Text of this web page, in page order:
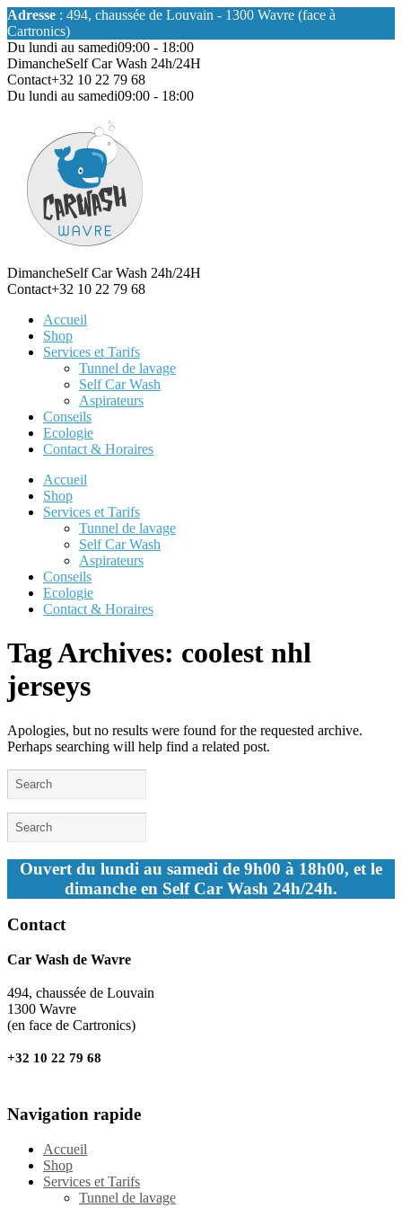
Adresse : 494, chaussée de Louvain - 1300 Wavre (face à
Cartronics)
Du lundi au samedi09:00 - 18:00
DimancheSelf Car Wash 24h/24H
Contact+32 10 22 79 68
Du lundi au samedi09:00 - 18:00
DimancheSelf Car Wash 24h/24H
Contact+32 10 22 79 68
Accueil
Shop
Services et Tarifs
Tunnel de lavage
Self Car Wash
Aspirateurs
Conseils
Ecologie
Contact & Horaires
Accueil
Shop
Services et Tarifs
Tunnel de lavage
Self Car Wash
Aspirateurs
Conseils
Ecologie
Contact & Horaires
Tag Archives: coolest nhl
jerseys
Apologies, but no results were found for the requested archive.
Perhaps searching will help find a related post.
Ouvert du lundi au samedi de 9h00 à 18h00, et le
dimanche en Self Car Wash 24h/24h.
Contact
Car Wash de Wavre
494, chaussée de Louvain
1300 Wavre
(en face de Cartronics)
+32 10 22 79 68
Navigation rapide
Accueil
Shop
Services et Tarifs
Tunnel de lavage